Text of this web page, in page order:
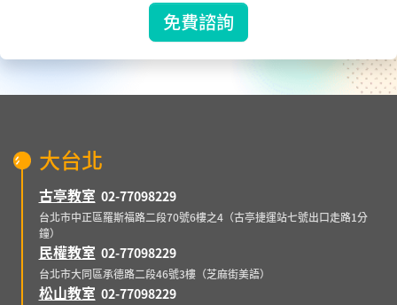
免費諮詢
大台北
古亭教室 02-77098229
台北市中正區羅斯福路二段70號6樓之4（古亭捷運站七號出口走路1分
鐘）
民權教室 02-77098229
台北市大同區承德路二段46號3樓（芝麻街美語）
松山教室 02-77098229